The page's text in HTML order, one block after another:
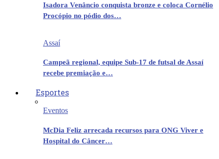
Isadora Venâncio conquista bronze e coloca Cornélio
Procópio no pódio dos…
Assaí
Campeã regional, equipe Sub-17 de futsal de Assaí
recebe premiação e…
Esportes
Eventos
McDia Feliz arrecada recursos para ONG Viver e
Hospital do Câncer…